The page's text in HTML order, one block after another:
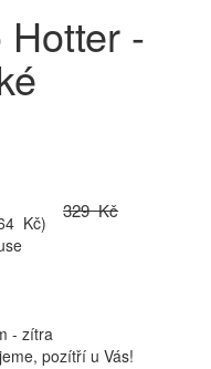
-
329 Kč
Kč)
- zítra
pozítří u Vás!